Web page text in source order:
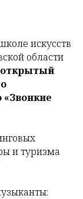
искусств
области
открытый
и туризма